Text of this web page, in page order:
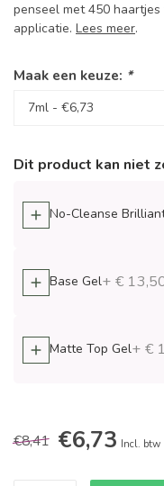
penseel met 450
applicatie. Lees meer.
Maak een keuze: *
Dit product kan niet
No-Cleanse
Base Gel+ €
Matte Top Gel+ €
€8,41 €6,73 Incl. btw